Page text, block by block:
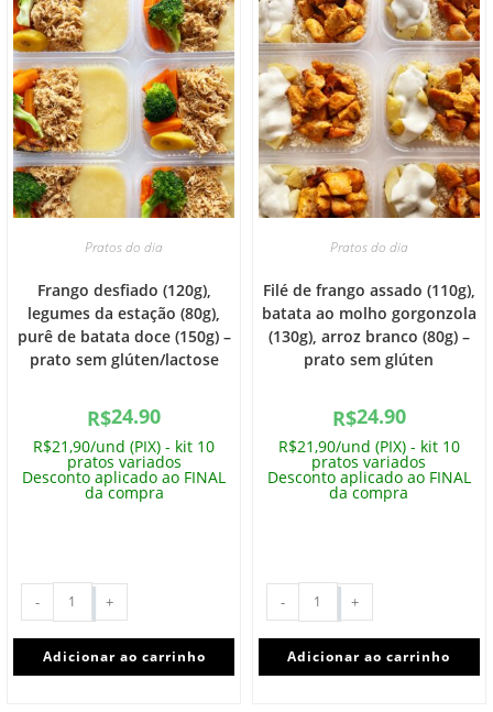
Pratos do dia
Frango desfiado (120g),
legumes da estação (80g),
purê de batata doce (150g) –
prato sem glúten/lactose
R$24.90
R$21,90/und (PIX) - kit 10
pratos variados
Desconto aplicado ao FINAL
da compra
- +
Adicionar ao carrinho
Pratos do dia
Filé de frango assado (110g),
batata ao molho gorgonzola
(130g), arroz branco (80g) –
prato sem glúten
R$24.90
R$21,90/und (PIX) - kit 10
pratos variados
Desconto aplicado ao FINAL
da compra
- +
Adicionar ao carrinho